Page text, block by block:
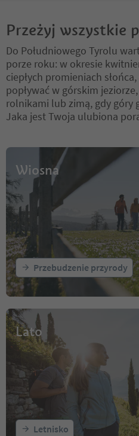
Przeżyj wszystkie
Do Południowego Tyrolu
porze roku: w okresie
ciepłych promieniach
popływać w górskim
rolnikami lub zimą, gdy góry
Jaka jest Twoja ulubiona
Wiosna
Przebudzenie przyrody
Lato
Letnisko